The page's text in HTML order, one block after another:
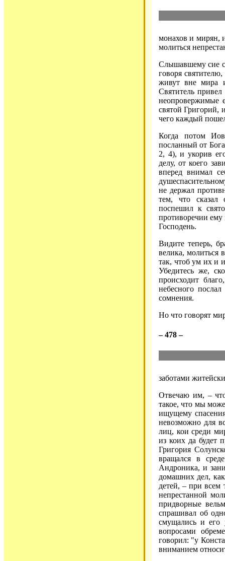
монахов и мирян,
молиться
Слышавшему сие
говоря святителю,
живут вне мира
Святитель
неопровержимые
святой Григорий,
чего каждый
Когда потом
посланный от
2, 4), и укорив
делу, от коего
вперед внимал
не держал
тем, что сказал
поспешил к
противоречии ему
Господень.
Видите теперь,
велика, молиться
так, чтоб ум их и
Убедитесь же,
происходит
небесного
сомнения.
Но что говорят
– 478 –
заботами
Отвечаю им, –
такое, что мы
ищущему
невозможно для
лиц, кои среди
из коих да будет
Григория
вращался в
Андроника, и
домашних дел,
детей, – при всем
непрестанной
придворные
спрашивал об
смущались и его
вопросами
говорил: "у
вниманием